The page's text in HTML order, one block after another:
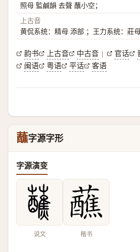
照母 監鹹韻 去聲 蘸小空；
上古音
黄侃系统：精母 添部 ；王力系统：莊母
韵书 上古音 中古音 | 官话
闽语
粤语 平话 客语
蘸字源字形
字源演变
说文 楷书